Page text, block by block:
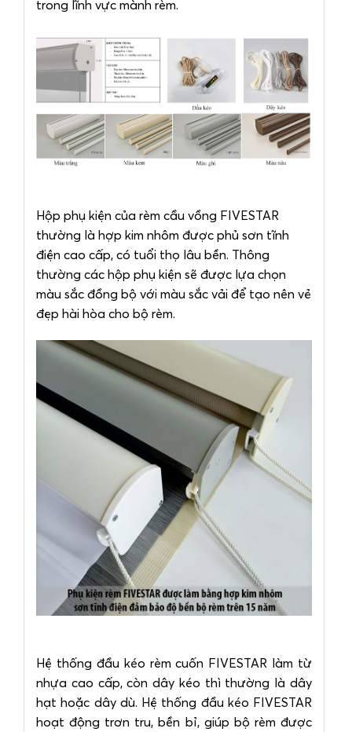
trong lĩnh vực mành rèm.
Hộp phụ kiện của rèm cầu vồng FIVESTAR
thường là hợp kim nhôm được phủ sơn tĩnh
điện cao cấp, có tuổi thọ lâu bền. Thông
thường các hộp phụ kiện sẽ được lựa chọn
màu sắc đồng bộ với màu sắc vải để tạo nên vẻ
đẹp hài hòa cho bộ rèm.
Hệ thống đầu kéo rèm cuốn FIVESTAR làm từ
nhựa cao cấp, còn dây kéo thì thường là dây
hạt hoặc dây dù. Hệ thống đầu kéo FIVESTAR
hoạt động trơn tru, bền bỉ, giúp bộ rèm được